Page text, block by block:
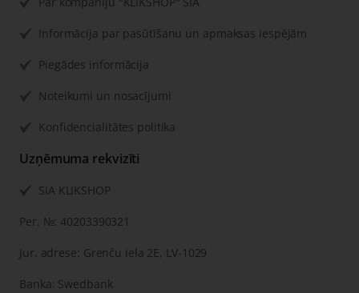
Informācija par pasūtīšanu un apmaksas iespējām
Piegādes informācija
Noteikumi un nosacījumi
Konfidencialitātes politika
Uzņēmuma rekvizīti
SIA KLIKSHOP
Рег. №: 40203390321
Jur. adrese: Grenču iela 2E, LV-1029
Banka: Swedbank